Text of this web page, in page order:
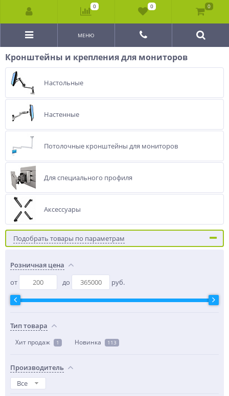
МЕНЮ
Кронштейны и крепления для мониторов
Настольные
Настенные
Потолочные кронштейны для мониторов
Для специального профиля
Аксессуары
Подобрать товары по параметрам
Розничная цена
от
до руб.
Тип товара
Хит продаж 1 Новинка 113
Производитель
Все
0 0 0